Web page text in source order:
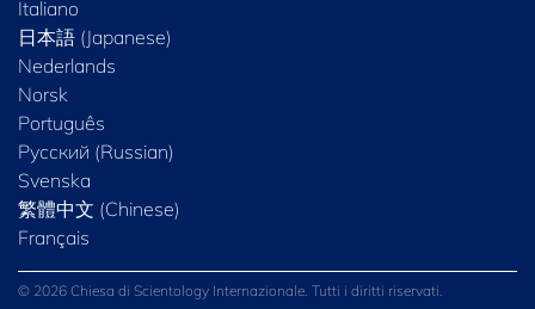
Italiano
日本語 (Japanese)
Nederlands
Norsk
Português
Русский (Russian)
Svenska
繁體中文 (Chinese)
Français
© 2026 Chiesa di Scientology Internazionale. Tutti i diritti riservati.